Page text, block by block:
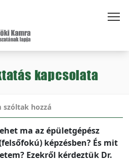
kapcsolata
szóltak hozzá
ma az épületgépész
képzésben? És mit
Ezekről kérdeztük Dr.